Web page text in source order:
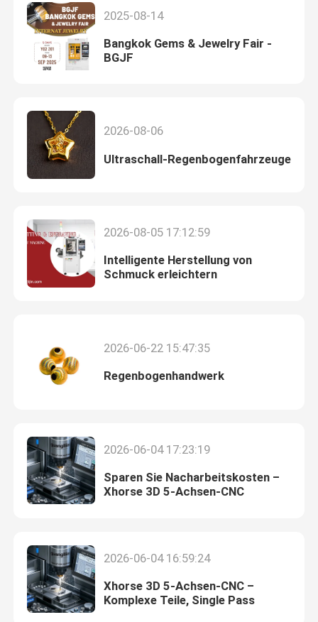
Produkte
2025-08-14
Bangkok Gems & Jewelry Fair -
BGJF
2026-08-06
Ultraschall-Regenbogenfahrzeuge
2026-08-05 17:12:59
Intelligente Herstellung von
Schmuck erleichtern
2026-06-22 15:47:35
Regenbogenhandwerk
2026-06-04 17:23:19
Sparen Sie Nacharbeitskosten –
Xhorse 3D 5-Achsen-CNC
2026-06-04 16:59:24
Xhorse 3D 5-Achsen-CNC –
Komplexe Teile, Single Pass